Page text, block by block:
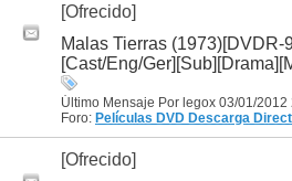
[Ofrecido]
Malas Tierras (1973)[DVDR-
[Cast/Eng/
Último Mensaje Por legox 03/01/2012
Foro: Películas DVD Descarga
[Ofrecido]